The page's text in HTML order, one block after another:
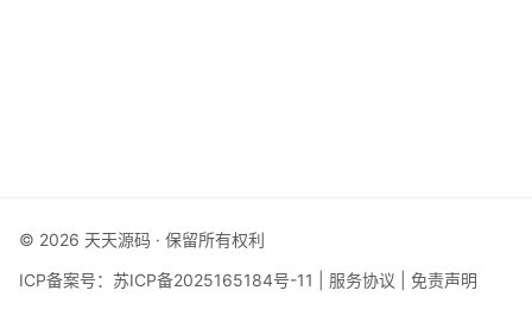
© 2026 天天源码 · 保留所有权利
ICP备案号： 苏ICP备2025165184号-11 服务协议 免责声明